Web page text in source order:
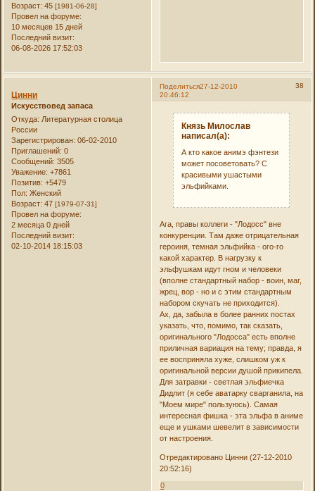
Возраст: 45[1981-06-28]
Провел на форуме:
10 месяцев 15 дней
Последний визит:
06-08-2026 17:52:03
Поделиться 38
27-12-2010
20:46:12
Цинни
Искусствовед запаса
Откуда: Литературная столица
России
Зарегистрирован: 06-02-2010
Приглашений: 0
Сообщений: 3505
Уважение: +7861
Позитив: +5479
Пол: Женский
Возраст: 47[1979-07-31]
Провел на форуме:
2 месяца 0 дней
Последний визит:
02-10-2014 18:15:03
Князь Милослав
написал(а):
А кто какое анимэ фэнтези
может посоветовать? С
красивыми ушастыми
эльфийками.
Ага, правы коллеги - "Лодосс" вне
конкуренции. Там даже отрицательная
героиня, темная эльфийка - ого-го
какой характер. В нагрузку к
эльфушкам идут гном и человеки
(вполне стандартный набор - воин, маг,
жрец, вор - но и с этим стандартным
набором скучать не приходится).
Ах, да, забыла в более ранних постах
указать, что, помимо, так сказать,
оригинального "Лодосса" есть вполне
приличная вариация на тему; правда, я
ее восприняла хуже, слишком уж к
оригинальной версии душой прикипела.
Для затравки - светлая эльфиечка
Дидлит (я себе аватарку сварганила, на
"Моем мире" пользуюсь). Самая
интересная фишка - эта эльфа в аниме
еще и ушками шевелит в зависимости
от настроения.
Отредактировано Цинни (27-12-2010
20:52:16)
0